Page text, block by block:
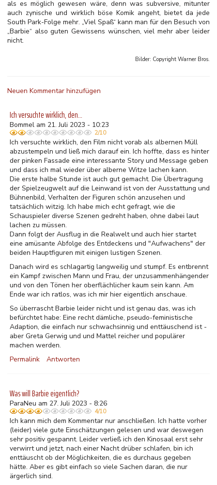
als es möglich gewesen wäre, denn was subversive, mitunter
auch zynische und wirklich böse Komik angeht, bietet da jede
South Park-Folge mehr. „Viel Spaß“ kann man für den Besuch von
„Barbie“ also guten Gewissens wünschen, viel mehr aber leider
nicht.
Bilder: Copyright Warner Bros.
Neuen Kommentar hinzufügen
Ich versuchte wirklich, den…
Bommel am 21. Juli 2023 - 10:23
2/10
Ich versuchte wirklich, den Film nicht vorab als albernen Müll
abzustempeln und ließ mich darauf ein. Ich hoffte, dass es hinter
der pinken Fassade eine interessante Story und Message geben
und dass ich mal wieder über alberne Witze lachen kann.
Die erste halbe Stunde ist auch gut gemacht. Die Übertragung
der Spielzeugwelt auf die Leinwand ist von der Ausstattung und
Bühnenbild, Verhalten der Figuren schön anzusehen und
tatsächlich witzig. Ich habe mich echt gefragt, wie die
Schauspieler diverse Szenen gedreht haben, ohne dabei laut
lachen zu müssen.
Dann folgt der Ausflug in die Realwelt und auch hier startet
eine amüsante Abfolge des Entdeckens und "Aufwachens" der
beiden Hauptfiguren mit einigen lustigen Szenen.
Danach wird es schlagartig langweilig und stumpf. Es entbrennt
ein Kampf zwischen Mann und Frau, der unzusammenhängender
und von den Tönen her oberflächlicher kaum sein kann. Am
Ende war ich ratlos, was ich mir hier eigentlich anschaue.
So überrascht Barbie leider nicht und ist genau das, was ich
befürchtet habe: Eine recht dämliche, pseudo-feministische
Adaption, die einfach nur schwachsinnig und enttäuschend ist -
aber Greta Gerwig und und Mattel reicher und populärer
machen werden.
Permalink
Antworten
Was will Barbie eigentlich?
ParaNeu am 27. Juli 2023 - 8:26
4/10
Ich kann mich dem Kommentar nur anschließen. Ich hatte vorher
(leider) viele gute Einschätzungen gelesen und war deswegen
sehr positiv gespannt. Leider verließ ich den Kinosaal erst sehr
verwirrt und jetzt, nach einer Nacht drüber schlafen, bin ich
enttäuscht ob der Möglichkeiten, die es durchaus gegeben
hätte. Aber es gibt einfach so viele Sachen daran, die nur
ärgerlich sind.